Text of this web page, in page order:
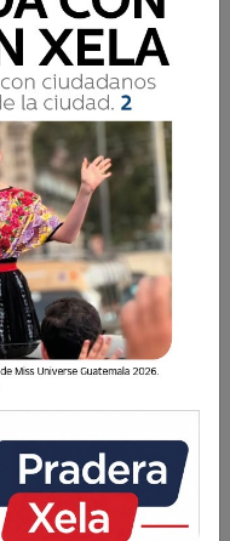
TERCER
ARTE
de su
donde se aborda la
el mundo del arte.
de enero, el
episodio de su
donde se aborda
y el mundo del
8 de enero, el
Contreras, ...